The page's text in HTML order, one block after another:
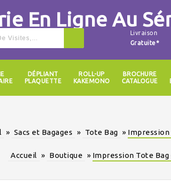
Livraison
Gratuite*
DÉPLIANT
PLAQUETTE
ROLL-UP
KAKEMONO
BROCHURE
CATALOGUE
» Sacs et Bagages » Tote Bag » Impression
Accueil » Boutique » Impression Tote Bag